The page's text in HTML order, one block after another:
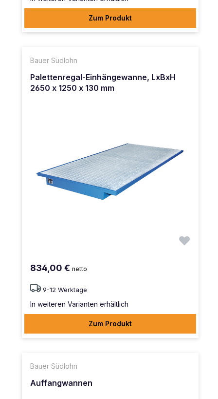
Zum Produkt
Bauer Südlohn
Palettenregal-Einhängewanne, LxBxH
2650 x 1250 x 130 mm
834,00 € netto
9-12 Werktage
In weiteren Varianten erhältlich
Zum Produkt
Bauer Südlohn
Auffangwannen